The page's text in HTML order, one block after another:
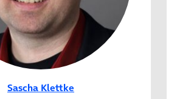
Sascha Klettke